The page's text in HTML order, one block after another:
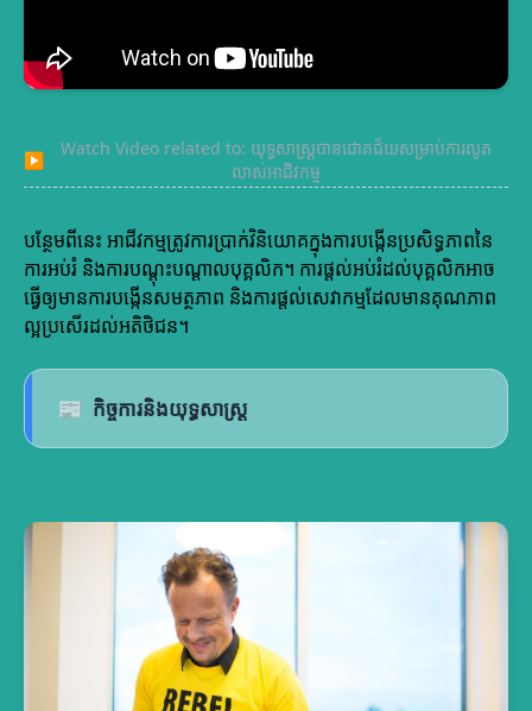
▶
Watch Video related to: យុទ្ធសាស្ត្របានជោគជ័យសម្រាប់ការលូត
លាស់អាជីវកម្ម
បន្ថែមពីនេះ អាជីវកម្មត្រូវការប្រាក់វិនិយោគក្នុងការបង្កើនប្រសិទ្ធភាពនៃ
ការអប់រំ និងការបណ្តុះបណ្តាលបុគ្គលិក។ ការផ្តល់អប់រំដល់បុគ្គលិកអាច
ធ្វើឲ្យមានការបង្កើនសមត្ថភាព និងការផ្តល់សេវាកម្មដែលមានគុណភាព
ល្អប្រសើរដល់អតិថិជន។
📰 កិច្ចការនិងយុទ្ធសាស្ត្រ